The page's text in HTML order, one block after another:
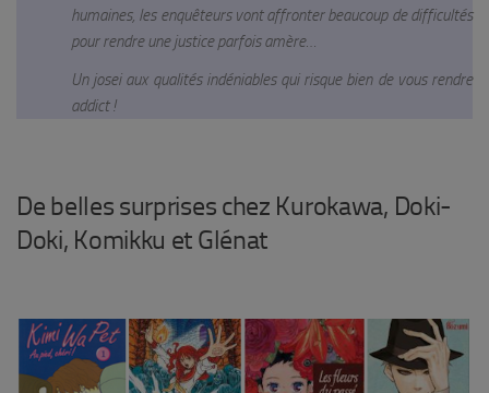
humaines, les enquêteurs vont affronter beaucoup de difficultés
pour rendre une justice parfois amère…
Un josei aux qualités indéniables qui risque bien de vous rendre
addict !
De belles surprises chez Kurokawa, Doki-
Doki, Komikku et Glénat